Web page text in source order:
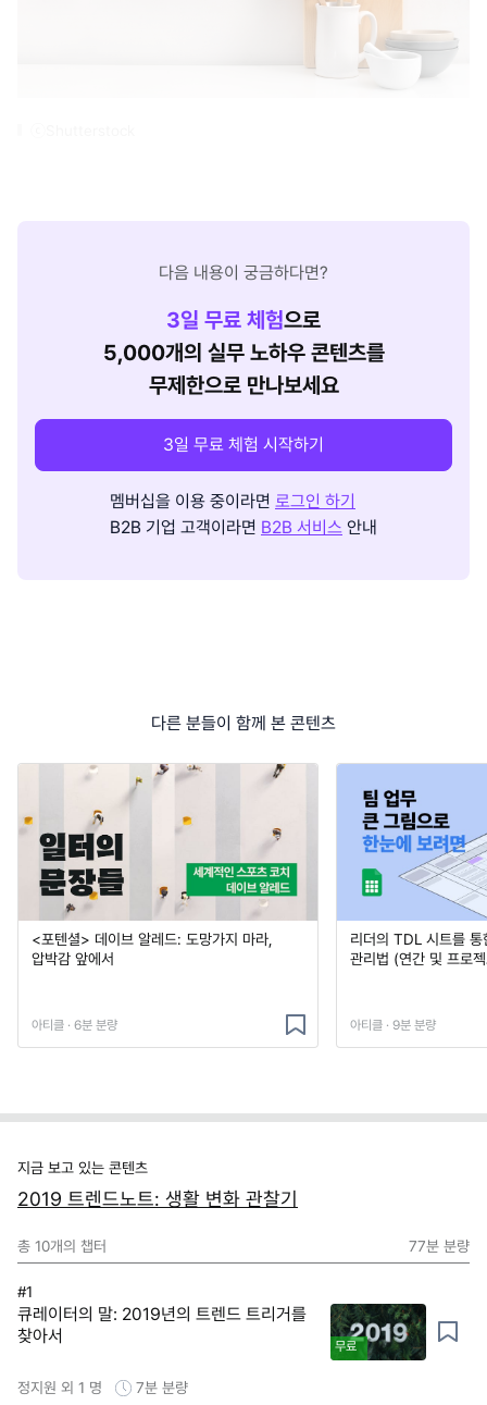
다음 내용이 궁금하다면?
3일 무료 체험으로
5,000개의 실무 노하우 콘텐츠를
무제한으로 만나보세요
3일 무료 체험 시작하기
멤버십을 이용 중이라면 로그인 하기
B2B 기업 고객이라면 B2B 서비스 안내
다른 분들이 함께 본 콘텐츠
<포텐셜> 데이브 알레드: 도망가지 마라,
압박감 앞에서
아티클 · 6분 분량
리더의 TDL 시트를
관리법 (연간 및 프로
아티클 · 9분 분량
지금 보고 있는 콘텐츠
2019 트렌드노트: 생활 변화 관찰기
총 10개의 챕터 77분 분량
#1
큐레이터의 말: 2019년의 트렌드 트리거를
찾아서
무료
정지원 외 1 명 7분 분량